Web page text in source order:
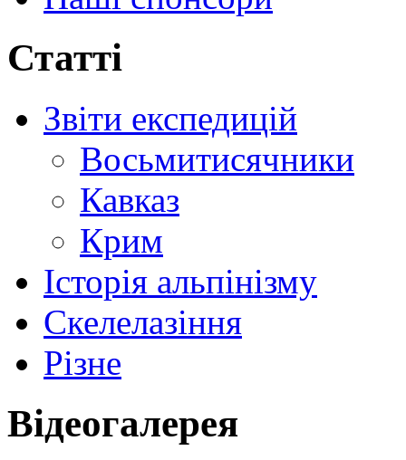
Статті
Звіти експедицій
Восьмитисячники
Кавказ
Крим
Історія альпінізму
Скелелазіння
Різне
Відеогалерея